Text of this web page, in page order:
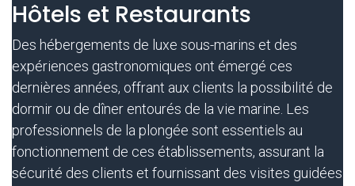
Hôtels et Restaurants
Des hébergements de luxe sous-marins et des
expériences gastronomiques ont émergé ces
dernières années, offrant aux clients la possibilité de
dormir ou de dîner entourés de la vie marine. Les
professionnels de la plongée sont essentiels au
fonctionnement de ces établissements, assurant la
sécurité des clients et fournissant des visites guidées